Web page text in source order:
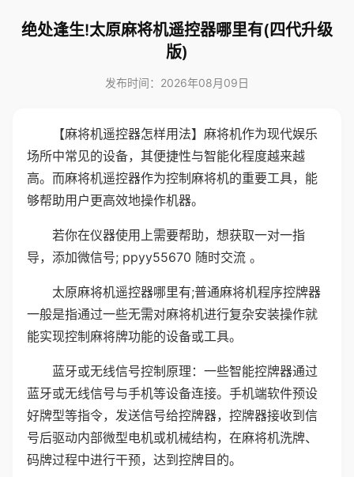
绝处逢生!太原麻将机遥控器哪里有(四代升级
版)
发布时间：2026年08月09日
【麻将机遥控器怎样用法】麻将机作为现代娱乐
场所中常见的设备，其便捷性与智能化程度越来越
高。而麻将机遥控器作为控制麻将机的重要工具，能
够帮助用户更高效地操作机器。
若你在仪器使用上需要帮助，想获取一对一指
导，添加微信号; ppyy55670 随时交流 。
太原麻将机遥控器哪里有;普通麻将机程序控牌器
一般是指通过一些无需对麻将机进行复杂安装操作就
能实现控制麻将牌功能的设备或工具。
蓝牙或无线信号控制原理：一些智能控牌器通过
蓝牙或无线信号与手机等设备连接。手机端软件预设
好牌型等指令，发送信号给控牌器，控牌器接收到信
号后驱动内部微型电机或机械结构，在麻将机洗牌、
码牌过程中进行干预，达到控牌目的。